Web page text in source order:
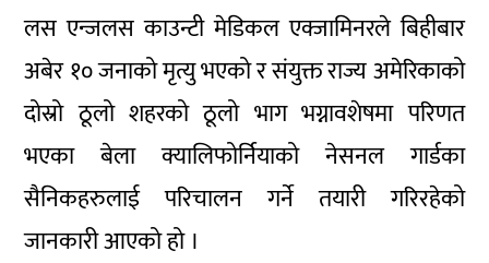
लस एन्जलस काउन्टी मेडिकल एक्जामिनरले बिहीबार
अबेर १० जनाको मृत्यु भएको र संयुक्त राज्य अमेरिकाको
दोस्रो ठूलो शहरको ठूलो भाग भग्नावशेषमा परिणत
भएका बेला क्यालिफोर्नियाको नेसनल गार्डका
सैनिकहरुलाई परिचालन गर्ने तयारी गरिरहेको
जानकारी आएको हो ।